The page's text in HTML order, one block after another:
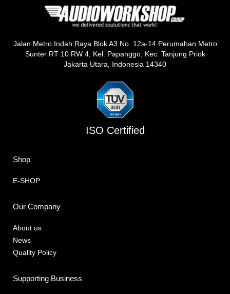
Jalan Metro Indah Raya Blok A3 No. 12a-14 Perumahan Metro
Sunter RT 10 RW 4, Kel. Papanggo, Kec. Tanjung Priok
Jakarta Utara, Indonesia 14340
ISO Certified
Shop
E-SHOP
Our Company
About us
News
Quality Policy
Supporting Business